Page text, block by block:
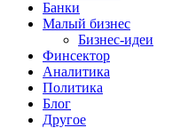
Банки
Малый бизнес
Бизнес-идеи
Финсектор
Аналитика
Политика
Блог
Другое